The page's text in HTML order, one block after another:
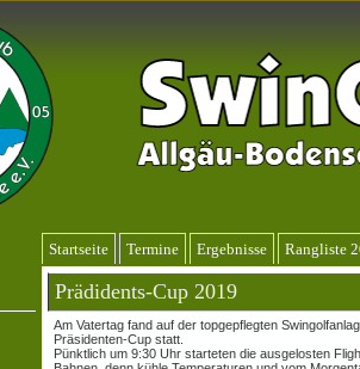
Startseite Termine Ergebnisse Rangliste
Prädidents-Cup 2019
Am Vatertag fand auf der topgepflegten
Präsidenten-Cup statt.
Pünktlich um 9:30 Uhr starteten die ausgelosten